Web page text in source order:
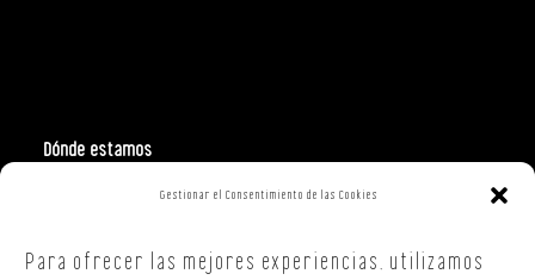
Gestionar el Consentimiento de las Cookies
Para ofrecer las mejores experiencias, utilizamos
Dónde estamos
Polign. Ind. Costa Vella
15707, Santiago de Compostela